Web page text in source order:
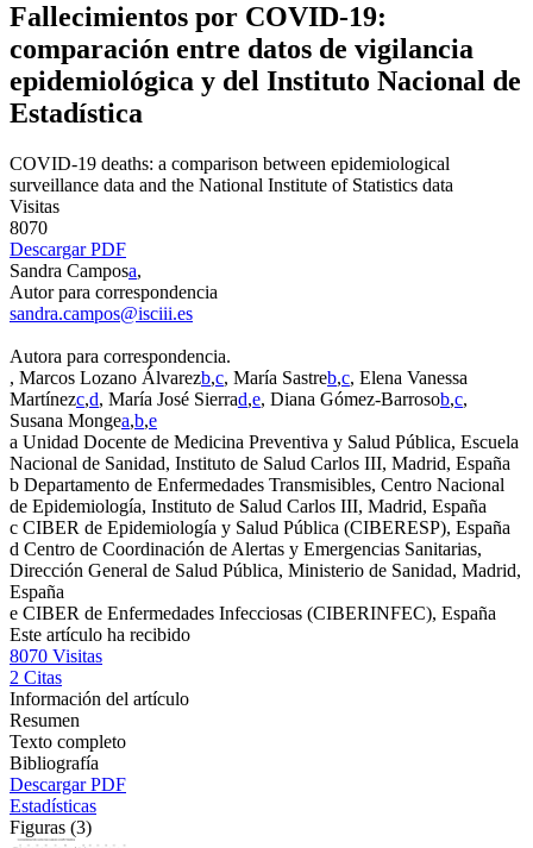
Fallecimientos por COVID-19:
comparación entre datos de vigilancia
epidemiológica y del Instituto Nacional de
Estadística
COVID-19 deaths: a comparison between epidemiological
surveillance data and the National Institute of Statistics data
Visitas
8070
Descargar PDF
Sandra Camposa,
Autor para correspondencia
sandra.campos@isciii.es
Autora para correspondencia.
, Marcos Lozano Álvarezb,c, María Sastreb,c, Elena Vanessa
Martínezc,d, María José Sierrad,e, Diana Gómez-Barrosob,c,
Susana Mongea,b,e
a Unidad Docente de Medicina Preventiva y Salud Pública, Escuela
Nacional de Sanidad, Instituto de Salud Carlos III, Madrid, España
b Departamento de Enfermedades Transmisibles, Centro Nacional
de Epidemiología, Instituto de Salud Carlos III, Madrid, España
c CIBER de Epidemiología y Salud Pública (CIBERESP), España
d Centro de Coordinación de Alertas y Emergencias Sanitarias,
Dirección General de Salud Pública, Ministerio de Sanidad, Madrid,
España
e CIBER de Enfermedades Infecciosas (CIBERINFEC), España
Este artículo ha recibido
8070 Visitas
2 Citas
Información del artículo
Resumen
Texto completo
Bibliografía
Descargar PDF
Estadísticas
Figuras (3)